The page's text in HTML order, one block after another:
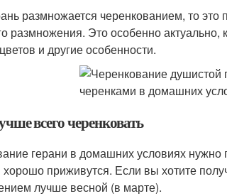
размножается черенкованием, то
размножения. Это особенно актуально,
и другие особенности.
всего черенковать
герани в домашних условиях
хорошо приживутся. Если вы хотите
лучше весной (в марте).